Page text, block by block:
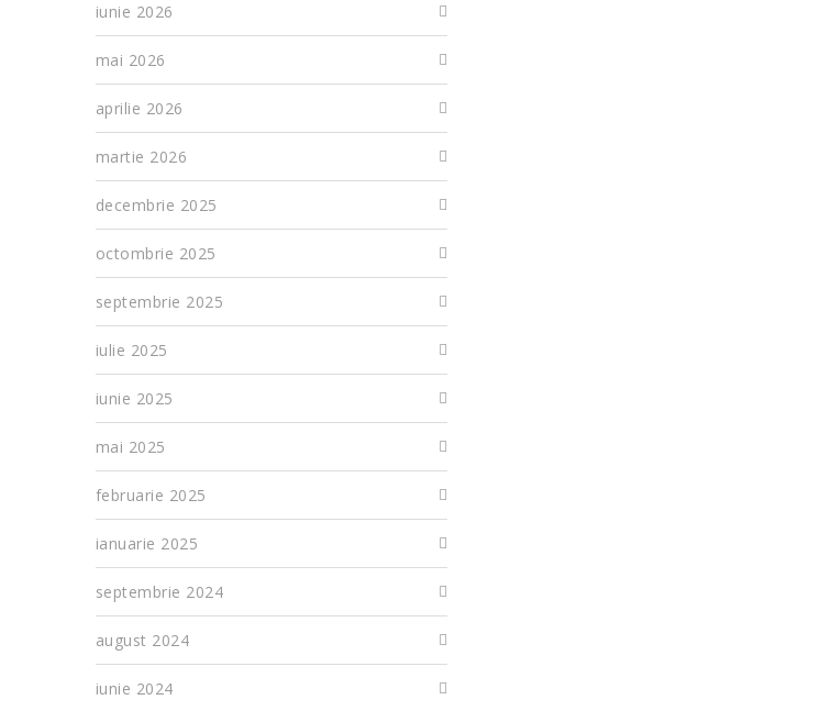
iunie 2026
mai 2026
aprilie 2026
martie 2026
decembrie 2025
octombrie 2025
septembrie 2025
iulie 2025
iunie 2025
mai 2025
februarie 2025
ianuarie 2025
septembrie 2024
august 2024
iunie 2024